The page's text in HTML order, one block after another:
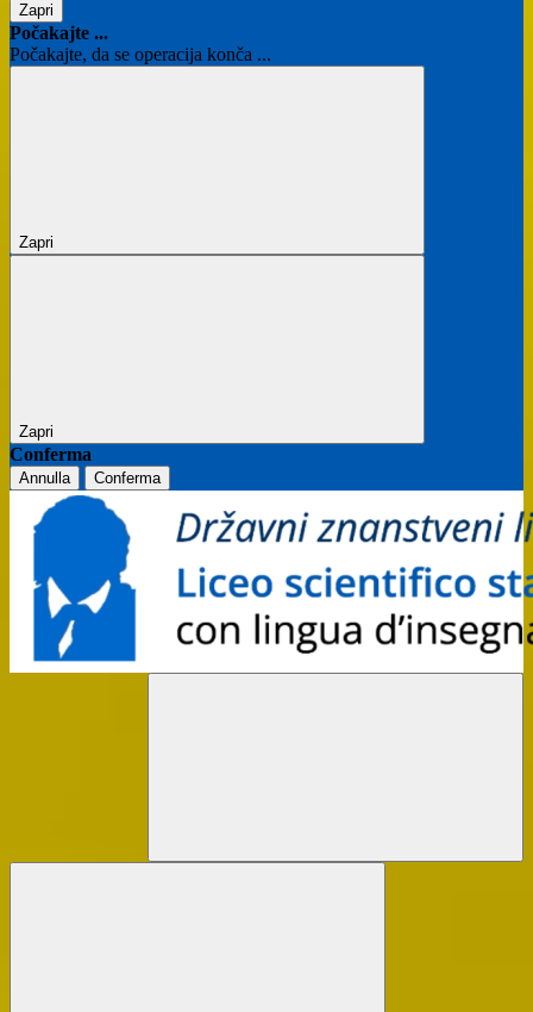
Zapri
Počakajte ...
Počakajte, da se operacija konča ...
Zapri
Zapri
Conferma
Annulla Conferma